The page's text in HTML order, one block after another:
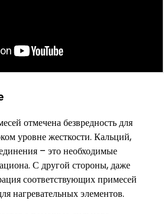
отмечена безвредность для
уровне жесткости. Кальций,
– это необходимые
С другой стороны, даже
соответствующих примесей
нагревательных элементов.